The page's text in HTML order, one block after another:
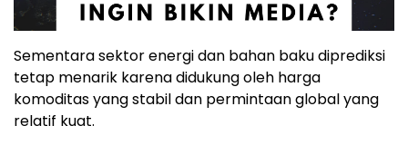
Sementara sektor energi dan bahan baku diprediksi
tetap menarik karena didukung oleh harga
komoditas yang stabil dan permintaan global yang
relatif kuat.